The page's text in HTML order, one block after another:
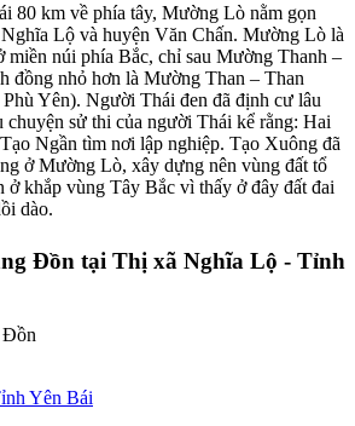
80 km về phía tây, Mường Lò nằm gọn
Lộ và huyện Văn Chấn. Mường Lò là
miền núi phía Bắc, chỉ sau Mường Thanh –
đồng nhỏ hơn là Mường Than – Than
Yên). Người Thái đen đã định cư lâu
chuyện sử thi của người Thái kể rằng: Hai
Ngần tìm nơi lập nghiệp. Tạo Xuông đã
ở Mường Lò, xây dựng nên vùng đất tổ
ở khắp vùng Tây Bắc vì thấy ở đây đất đai
dào.
Đồn tại Thị xã Nghĩa Lộ - Tỉnh
Yên Bái